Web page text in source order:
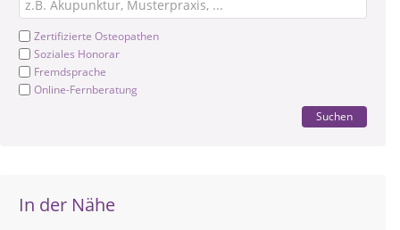
Zertifizierte Osteopathen
Soziales Honorar
Fremdsprache
Online-Fernberatung
Suchen
In der Nähe